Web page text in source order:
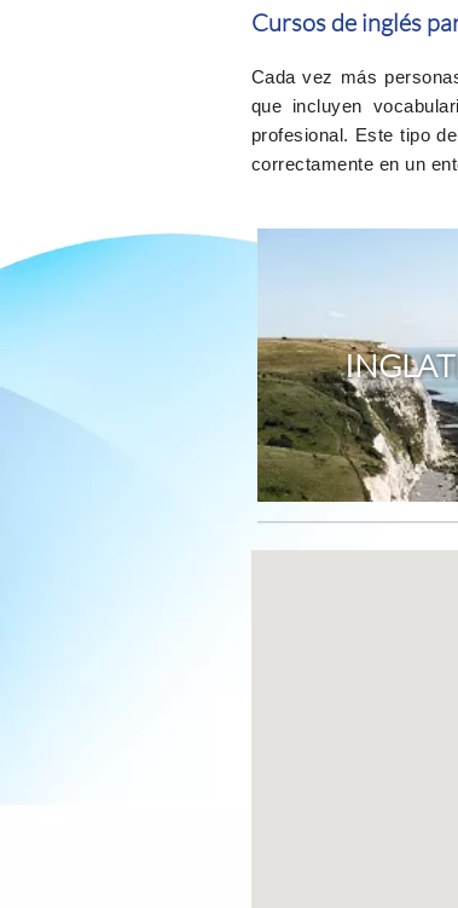
Cursos de inglés
Cada vez más
que incluyen
profesional. Este tipo
correctamente en un